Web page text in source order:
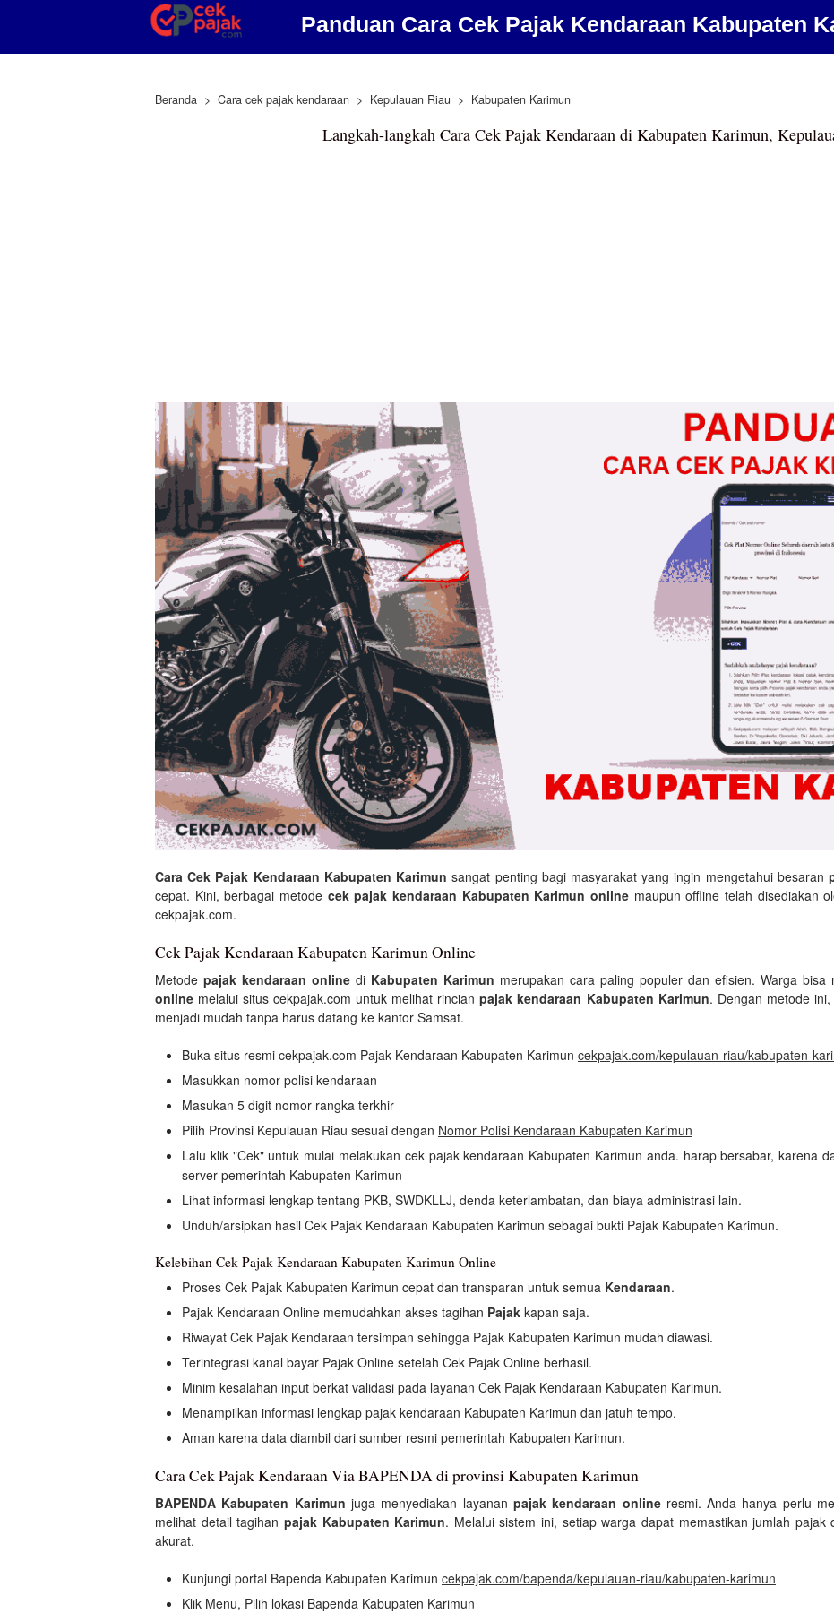
Panduan Cara Cek Pajak Kendaraan Kabupaten
Beranda Cara cek pajak kendaraan Kepulauan Riau Kabupaten Karimun
Langkah-langkah Cara Cek Pajak Kendaraan di Kabupaten Karimun,
Cara Cek Pajak Kendaraan Kabupaten Karimun sangat penting bagi masyarakat yang ingin mengetahui besaran
cepat. Kini, berbagai metode cek pajak kendaraan Kabupaten Karimun online maupun offline telah disediakan
cekpajak.com.
Cek Pajak Kendaraan Kabupaten Karimun Online
Metode pajak kendaraan online di Kabupaten Karimun merupakan cara paling populer dan efisien. Warga bisa
online melalui situs cekpajak.com untuk melihat rincianpajak kendaraan Kabupaten Karimun. Dengan metode
menjadi mudah tanpa harus datang ke kantor Samsat.
Buka situs resmi cekpajak.com Pajak Kendaraan Kabupaten Karimun cekpajak.com/kepulauan-riau/kabupaten-
Masukkan nomor polisi kendaraan
Masukan 5 digit nomor rangka terkhir
Pilih Provinsi Kepulauan Riau sesuai dengan Nomor Polisi Kendaraan Kabupaten Karimun
Lalu klik "Cek" untuk mulai melakukan cek pajak kendaraan Kabupaten Karimun anda. harap bersabar, karena
server pemerintah Kabupaten Karimun
Lihat informasi lengkap tentang PKB, SWDKLLJ, denda keterlambatan, dan biaya administrasi lain.
Unduh/arsipkan hasil Cek Pajak Kendaraan Kabupaten Karimun sebagai bukti Pajak Kabupaten Karimun.
Kelebihan Cek Pajak Kendaraan Kabupaten Karimun Online
Proses Cek Pajak Kabupaten Karimun cepat dan transparan untuk semua Kendaraan.
Pajak Kendaraan Online memudahkan akses tagihan Pajak kapan saja.
Riwayat Cek Pajak Kendaraan tersimpan sehingga Pajak Kabupaten Karimun mudah diawasi.
Terintegrasi kanal bayar Pajak Online setelah Cek Pajak Online berhasil.
Minim kesalahan input berkat validasi pada layanan Cek Pajak Kendaraan Kabupaten Karimun.
Menampilkan informasi lengkap pajak kendaraan Kabupaten Karimun dan jatuh tempo.
Aman karena data diambil dari sumber resmi pemerintah Kabupaten Karimun.
Cara Cek Pajak Kendaraan Via BAPENDA di provinsi Kabupaten Karimun
BAPENDA Kabupaten Karimun juga menyediakan layanan pajak kendaraan onlineresmi. Anda hanya perlu
melihat detail tagihan pajak Kabupaten Karimun. Melalui sistem ini, setiap warga dapat memastikan jumlah
akurat.
Kunjungi portal Bapenda Kabupaten Karimun cekpajak.com/bapenda/kepulauan-riau/kabupaten-karimun
Klik Menu, Pilih lokasi Bapenda Kabupaten Karimun